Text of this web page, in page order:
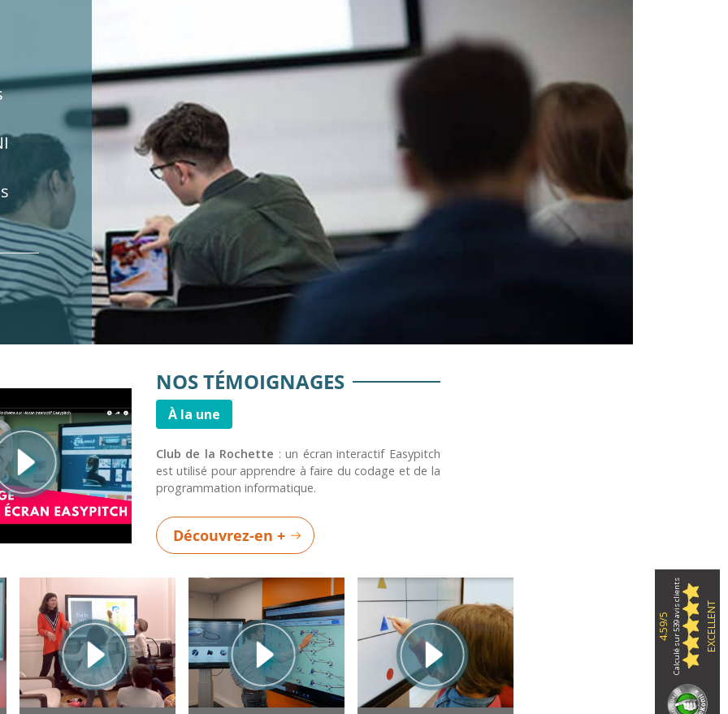
NOS TÉMOIGNAGES
À la une
Club de la Rochette : un écran interactif Easypitch
est utilisé pour apprendre à faire du codage et de la
programmation informatique.
Découvrez-en +
4.59/5 Calculé sur 539 avis clients EXCELLENT